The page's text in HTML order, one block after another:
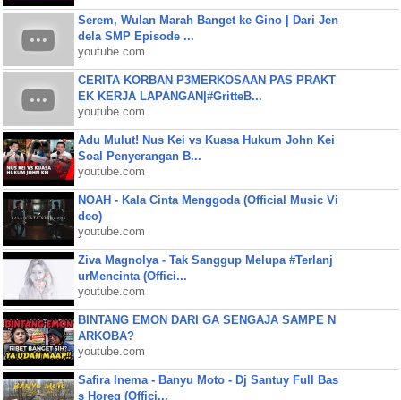
Serem, Wulan Marah Banget ke Gino | Dari Jen
dela SMP Episode ...
youtube.com
CERITA KORBAN P3MERKOSAAN PAS PRAKT
EK KERJA LAPANGAN|#GritteB...
youtube.com
Adu Mulut! Nus Kei vs Kuasa Hukum John Kei
Soal Penyerangan B...
youtube.com
NOAH - Kala Cinta Menggoda (Official Music Vi
deo)
youtube.com
Ziva Magnolya - Tak Sanggup Melupa #Terlanj
urMencinta (Offici...
youtube.com
BINTANG EMON DARI GA SENGAJA SAMPE N
ARKOBA?
youtube.com
Safira Inema - Banyu Moto - Dj Santuy Full Bas
s Horeg (Offici...